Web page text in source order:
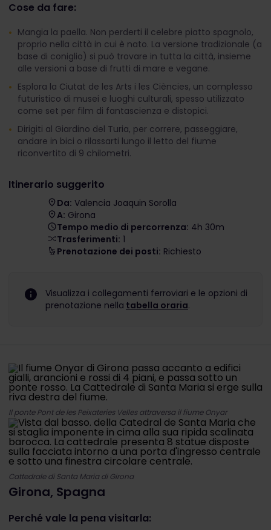
Cose da fare:
Mangia la paella. Non perderti il celebre piatto spagnolo,
proprio nella città in cui è nato. La versione tradizionale (a
base di coniglio) si può trovare in tutta la città, insieme
alle versioni a base di frutti di mare e vegane.
Esplora la Ciutat de les Arts i les Ciències, un complesso
futuristico di musei e luoghi culturali, spesso utilizzato
come set per film di fantascienza e distopici.
Dirigiti al Giardino del Turia, per correre, passeggiare,
andare in bici o rilassarti lungo il letto del fiume
riconvertito di 9 chilometri.
Itinerario suggerito
Da: Valencia Joaquin Sorolla
A: Girona
Tempo medio di percorrenza: 4h 30m
Trasferimenti: 1
Prenotazione dei posti: Richiesto
Visualizza i collegamenti ferroviari e le opzioni di
prenotazione nella tabella oraria.
Il ponte Pont de les Peixateries Velles attraversa il fiume Onyar
Cattedrale di Santa Maria di Girona
Girona, Spagna
Perché vale la pena visitarla: